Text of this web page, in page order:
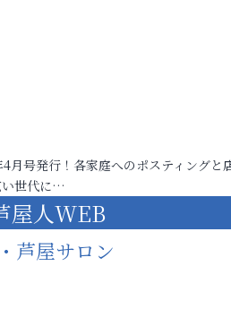
月号発行！各家庭へのポスティングと
い世代に…
屋人WEB
芦屋サロン